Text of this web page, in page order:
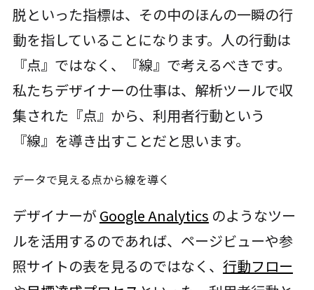
脱といった指標は、その中のほんの一瞬の行
動を指していることになります。人の行動は
『点』ではなく、『線』で考えるべきです。
私たちデザイナーの仕事は、解析ツールで収
集された『点』から、利用者行動という
『線』を導き出すことだと思います。
データで見える点から線を導く
デザイナーが Google Analytics のようなツー
ルを活用するのであれば、ページビューや参
照サイトの表を見るのではなく、 行動フロー